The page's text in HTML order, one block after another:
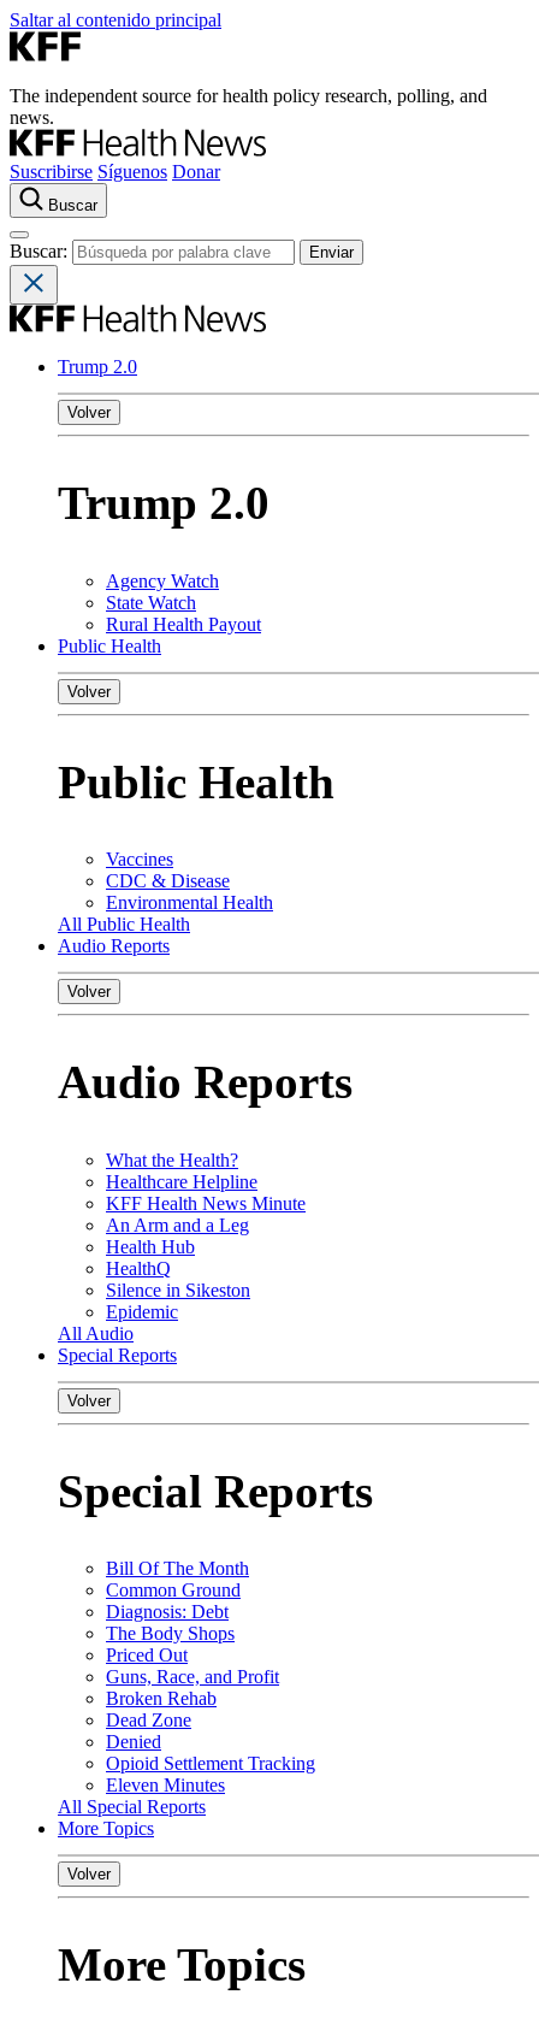
Saltar al contenido principal
The independent source for health policy research, polling, and
news.
Suscribirse Síguenos Donar
Buscar
Buscar:
Trump 2.0
Volver
Trump 2.0
Agency Watch
State Watch
Rural Health Payout
Public Health
Volver
Public Health
Vaccines
CDC & Disease
Environmental Health
All Public Health
Audio Reports
Volver
Audio Reports
What the Health?
Healthcare Helpline
KFF Health News Minute
An Arm and a Leg
Health Hub
HealthQ
Silence in Sikeston
Epidemic
All Audio
Special Reports
Volver
Special Reports
Bill Of The Month
Common Ground
Diagnosis: Debt
The Body Shops
Priced Out
Guns, Race, and Profit
Broken Rehab
Dead Zone
Denied
Opioid Settlement Tracking
Eleven Minutes
All Special Reports
More Topics
Volver
More Topics